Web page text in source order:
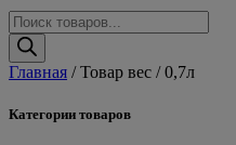
Поиск
товаров
Главная / Товар вес / 0,7л
Категории товаров